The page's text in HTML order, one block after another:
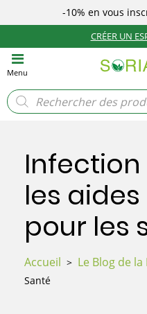
-10%en vous
CRÉER UN
Menu
Recherche
de
produits
Accueil > Le Blog de
Santé
Infection
les
pour les